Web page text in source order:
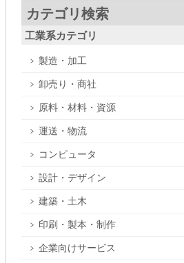
カテゴリ検索
工業系カテゴリ
製造・加工
卸売り・商社
原料・材料・資源
運送・物流
コンピュータ
設計・デザイン
建築・土木
印刷・製本・制作
企業向けサービス